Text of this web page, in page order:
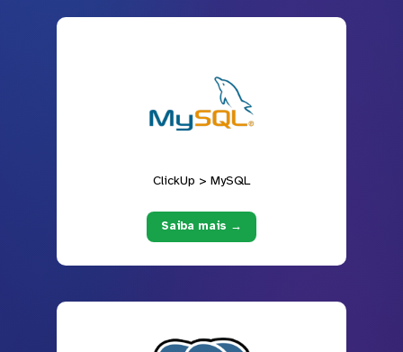
ClickUp > MySQL
Saiba mais →